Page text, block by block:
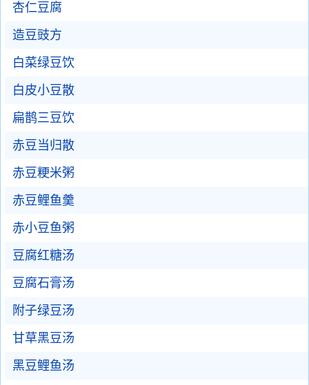
杏仁豆腐
造豆豉方
白菜绿豆饮
白皮小豆散
扁鹊三豆饮
赤豆当归散
赤豆粳米粥
赤豆鲤鱼羹
赤小豆鱼粥
豆腐红糖汤
豆腐石膏汤
附子绿豆汤
甘草黑豆汤
黑豆鲤鱼汤